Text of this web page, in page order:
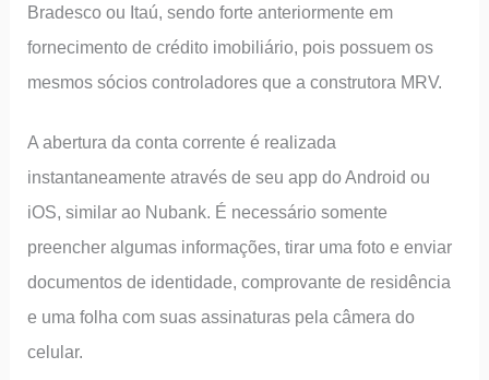
Bradesco ou Itaú, sendo forte anteriormente em
fornecimento de crédito imobiliário, pois possuem os
mesmos sócios controladores que a construtora MRV.
A abertura da conta corrente é realizada
instantaneamente através de seu app do Android ou
iOS, similar ao Nubank. É necessário somente
preencher algumas informações, tirar uma foto e enviar
documentos de identidade, comprovante de residência
e uma folha com suas assinaturas pela câmera do
celular.